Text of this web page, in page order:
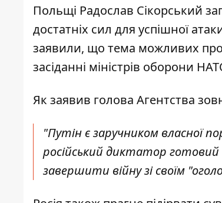
Польщі Радослав Сікорський
достатніх сил для успішної
заявили, що тема можливих
засіданні міністрів оборони
Як заявив голова Агентства
"Путін є заручником власної
російський диктатор готовий
завершити війну зі своїм